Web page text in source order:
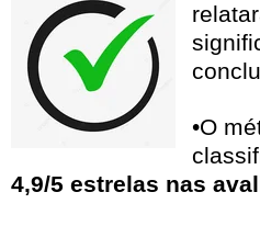
•O
4,9/5 estrelas nas